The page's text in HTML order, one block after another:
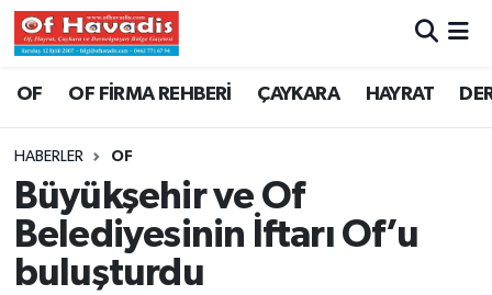
OF OF FİRMA REHBERİ ÇAYKARA HAYRAT
HABERLER OF
Büyükşehir ve Of
Belediyesinin İftarı Of’u
buluşturdu
Trabzon Nöbetçi Eczaneler
Trabzon Namaz Vakitleri
Trabzon Trafik Yoğunluk Haritası